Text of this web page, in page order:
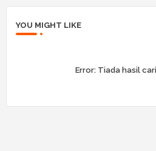
YOU MIGHT LIKE
Error:Tiada hasil